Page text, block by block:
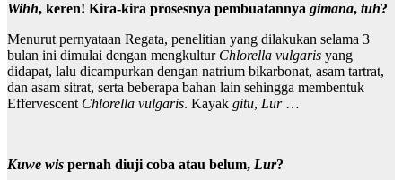
Wihh, keren! Kira-kira prosesnya pembuatannya gimana, tuh?
Menurut pernyataan Regata, penelitian yang dilakukan selama 3
bulan ini dimulai dengan mengkultur Chlorella vulgaris yang
didapat, lalu dicampurkan dengan natrium bikarbonat, asam tartrat,
dan asam sitrat, serta beberapa bahan lain sehingga membentuk
Effervescent Chlorella vulgaris. Kayak gitu, Lur…
Kuwe wis pernah diuji coba atau belum, Lur?